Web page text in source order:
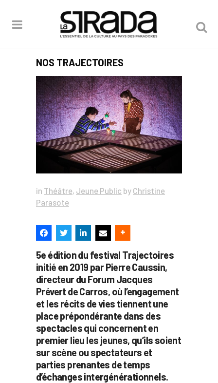
NOS TRAJECTOIRES
in Théâtre, Jeune Public by Christine
Parasote
5e édition du festival Trajectoires
initié en 2019 par Pierre Caussin,
directeur du Forum Jacques
Prévert de Carros, où l’engagement
et les récits de vies tiennent une
place prépondérante dans des
spectacles qui concernent en
premier lieu les jeunes, qu’ils soient
sur scène ou spectateurs et
parties prenantes de temps
d’échanges intergénérationnels.